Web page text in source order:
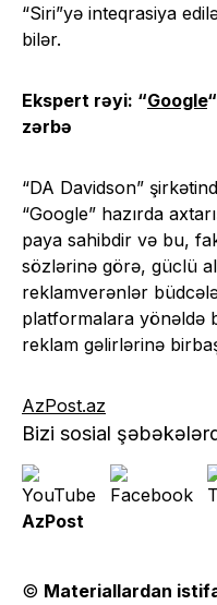
“Siri”yə inteqrasiya
bilər.
Ekspert rəyi: “Google
zərbə
“DA Davidson”
“Google” hazırda
paya sahibdir və bu,
sözlərinə görə, güclü
reklamverənlər
platformalara yönəldə
reklam gəlirlərinə
AzPost.az
Bizi sosial
AzPost
© Materiallardan